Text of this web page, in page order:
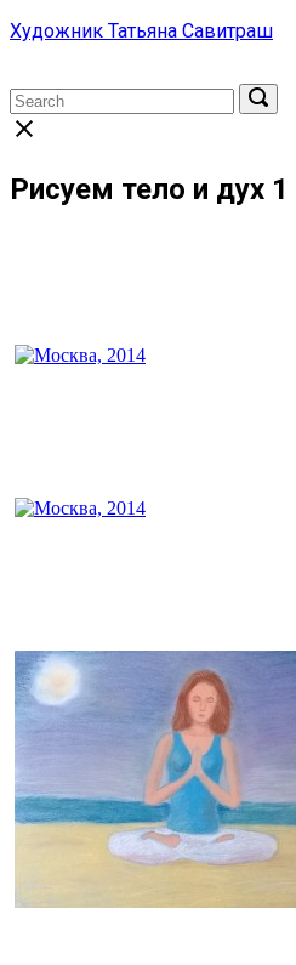
Skip
Художник Татьяна Савитраш
Menu
Search
for:
Search
for:
Search
Close
Рисуем тело и дух 1